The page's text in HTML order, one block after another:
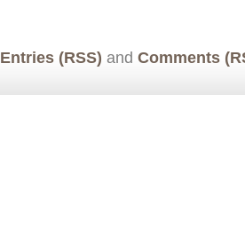
Entries (RSS) and Comments